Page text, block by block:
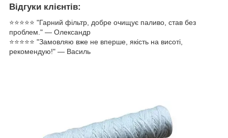
Відгуки клієнтів:
⭐️⭐️⭐️⭐️⭐️ "Гарний фільтр, добре очищує паливо, став без
проблем." — Олександр
⭐️⭐️⭐️⭐️⭐️ "Замовляю вже не вперше, якість на висоті,
рекомендую!" — Василь